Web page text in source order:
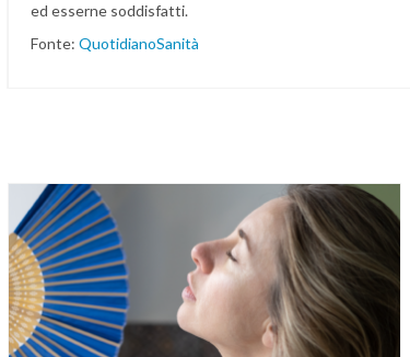
ed esserne soddisfatti.
Fonte: QuotidianoSanità